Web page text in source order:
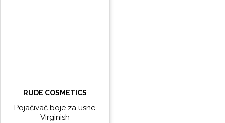
RUDE COSMETICS
Pojačivač boje za usne
Virginish